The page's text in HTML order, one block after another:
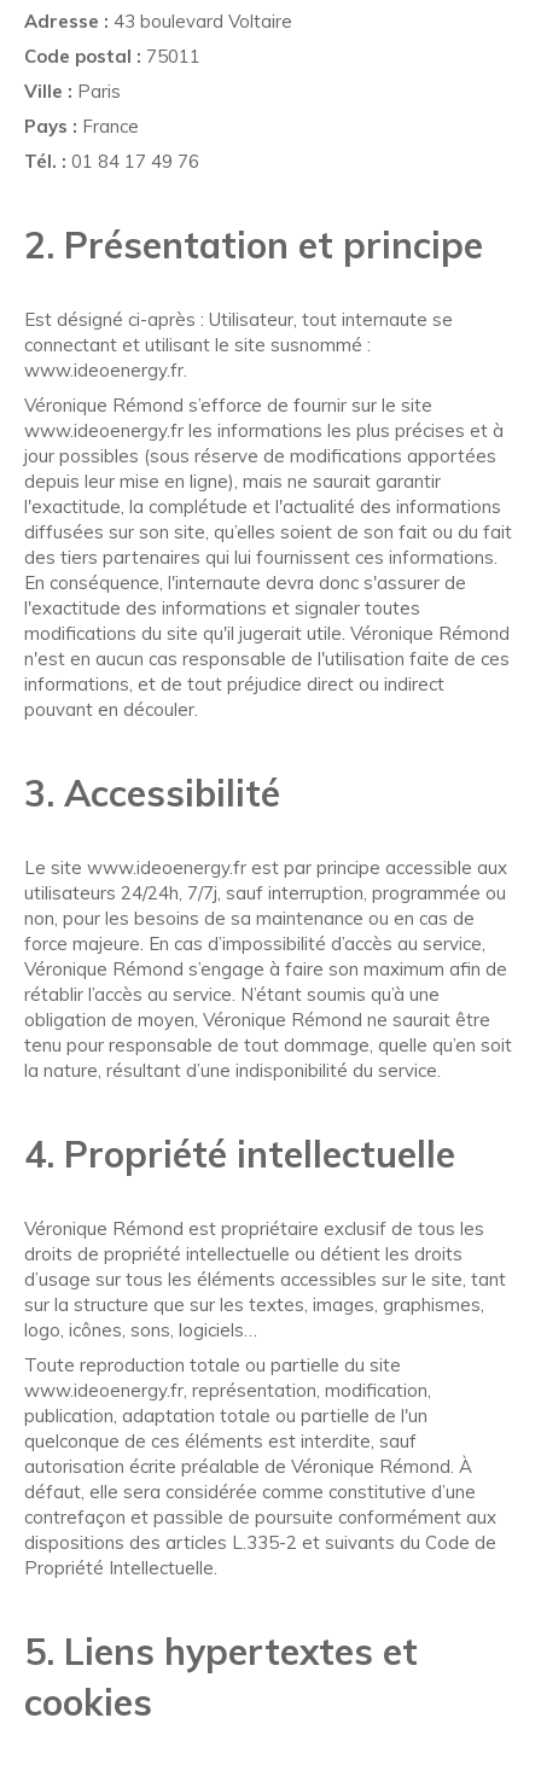
Adresse : 43 boulevard Voltaire
Code postal : 75011
Ville : Paris
Pays : France
Tél. : 01 84 17 49 76
2. Présentation et principe
Est désigné ci-après : Utilisateur, tout internaute se
connectant et utilisant le site susnommé :
www.ideoenergy.fr.
Véronique Rémond s’efforce de fournir sur le site
www.ideoenergy.fr les informations les plus précises et à
jour possibles (sous réserve de modifications apportées
depuis leur mise en ligne), mais ne saurait garantir
l'exactitude, la complétude et l'actualité des informations
diffusées sur son site, qu’elles soient de son fait ou du fait
des tiers partenaires qui lui fournissent ces informations.
En conséquence, l'internaute devra donc s'assurer de
l'exactitude des informations et signaler toutes
modifications du site qu'il jugerait utile. Véronique Rémond
n'est en aucun cas responsable de l'utilisation faite de ces
informations, et de tout préjudice direct ou indirect
pouvant en découler.
3. Accessibilité
Le site www.ideoenergy.fr est par principe accessible aux
utilisateurs 24/24h, 7/7j, sauf interruption, programmée ou
non, pour les besoins de sa maintenance ou en cas de
force majeure. En cas d’impossibilité d’accès au service,
Véronique Rémond s’engage à faire son maximum afin de
rétablir l’accès au service. N’étant soumis qu’à une
obligation de moyen, Véronique Rémond ne saurait être
tenu pour responsable de tout dommage, quelle qu’en soit
la nature, résultant d’une indisponibilité du service.
4. Propriété intellectuelle
Véronique Rémond est propriétaire exclusif de tous les
droits de propriété intellectuelle ou détient les droits
d’usage sur tous les éléments accessibles sur le site, tant
sur la structure que sur les textes, images, graphismes,
logo, icônes, sons, logiciels…
Toute reproduction totale ou partielle du site
www.ideoenergy.fr, représentation, modification,
publication, adaptation totale ou partielle de l'un
quelconque de ces éléments est interdite, sauf
autorisation écrite préalable de Véronique Rémond. À
défaut, elle sera considérée comme constitutive d’une
contrefaçon et passible de poursuite conformément aux
dispositions des articles L.335-2 et suivants du Code de
Propriété Intellectuelle.
5. Liens hypertextes et
cookies